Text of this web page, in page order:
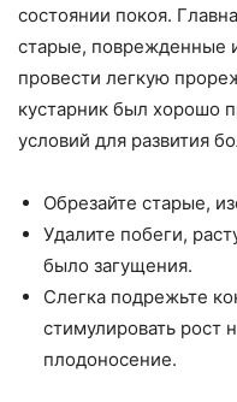
состоянии покоя.
старые, поврежденные
провести легкую
кустарник был хорошо
условий для развития
Обрезайте старые,
Удалите побеги,
было загущения.
Слегка подрежьте
стимулировать рост
плодоносение.